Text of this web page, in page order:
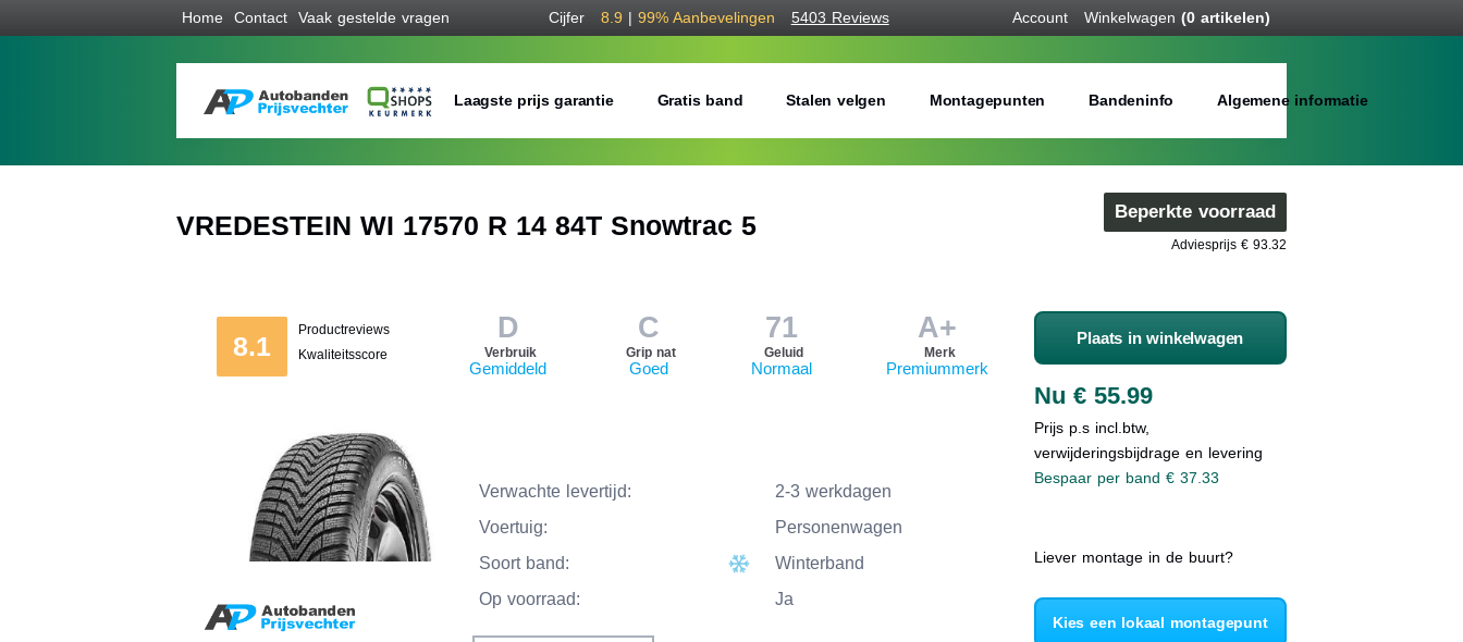
Home Contact Vaak gestelde vragen Cijfer 8.9 | 99% Aanbevelingen 5403 Reviews Account Winkelwagen (0 artikelen)
Laagste prijs garantie Gratis band Stalen velgen Montagepunten Bandeninfo Algemene informatie
VREDESTEIN WI 17570 R 14 84T Snowtrac 5 Beperkte voorraad
Adviesprijs € 93.32
8.1
Productreviews
Kwaliteitsscore
D
Verbruik
Gemiddeld
C
Grip nat
Goed
71
Geluid
Normaal
A+
Merk
Premiummerk
Verwachte levertijd:
2-3 werkdagen
Voertuig:
Personenwagen
Soort band:
Winterband
Op voorraad:
Ja
Plaats in winkelwagen
Nu € 55.99
Prijs p.s incl.btw,
verwijderingsbijdrage en levering
Bespaar per band € 37.33
Liever montage in de buurt?
Kies een lokaal montagepunt